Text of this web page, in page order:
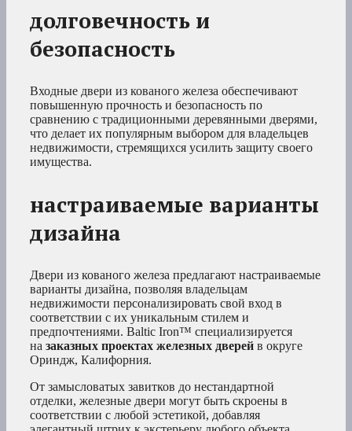
долговечность и
безопасность
Входные двери из кованого железа обеспечивают
повышенную прочность и безопасность по
сравнению с традиционными деревянными дверями,
что делает их популярным выбором для владельцев
недвижимости, стремящихся усилить защиту своего
имущества.
настраиваемые варианты
дизайна
Двери из кованого железа предлагают настраиваемые
варианты дизайна, позволяя владельцам
недвижимости персонализировать свой вход в
соответствии с их уникальным стилем и
предпочтениями. Baltic Iron™ специализируется
на заказных проектах железных дверей в округе
Ориндж, Калифорния.
От замысловатых завитков до нестандартной
отделки, железные двери могут быть скроены в
соответствии с любой эстетикой, добавляя